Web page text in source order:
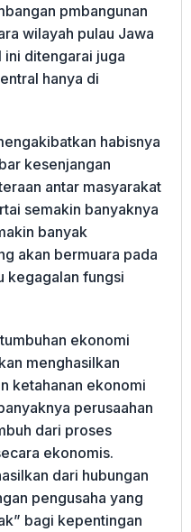
pmbangunan
wilayah pulau Jawa
ini ditengarai juga
hanya di
habisnya
kesenjangan
antar masyarakat
semakin banyaknya
banyak
akan bermuara pada
kegagalan fungsi
ekonomi
menghasilkan
ketahanan ekonomi
perusaahan
dari proses
ekonomis.
dari hubungan
pengusaha yang
bagi kepentingan